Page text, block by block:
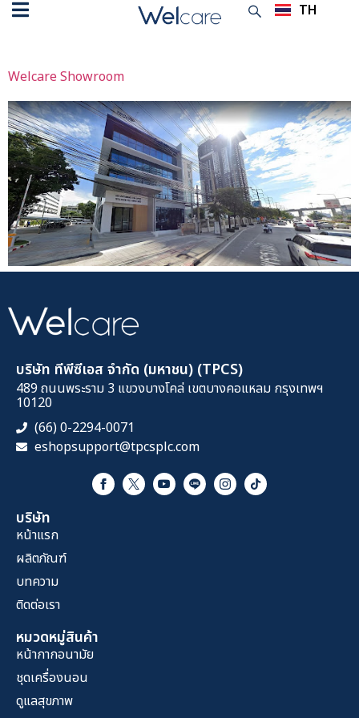
TH
EN
คลังเก็บ: สาขา
Welcare Showroom
บริษัท ทีพีซีเอส จำกัด (มหาชน) (TPCS)
489 ถนนพระราม 3 แขวงบางโคล่ เขตบางคอแหลม กรุงเทพฯ
10120
(66) 0-2294-0071
eshopsupport@tpcsplc.com
บริษัท
หน้าแรก
ผลิตภัณฑ์
บทความ
ติดต่อเรา
หมวดหมู่สินค้า
หน้ากากอนามัย
ชุดเครื่องนอน
ดูแลสุขภาพ